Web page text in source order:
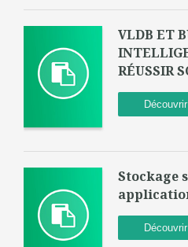
VLDB ET
RÉUSSIR
Découvrir
Stockage
Découvrir